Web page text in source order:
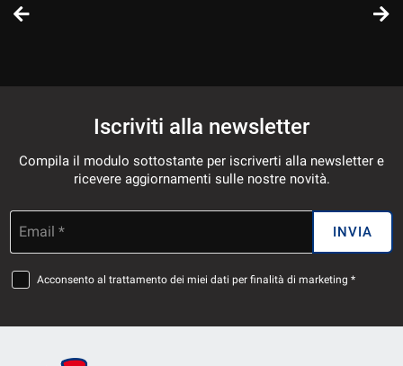
Iscriviti alla newsletter
Compila il modulo sottostante per iscriverti alla newsletter e
ricevere aggiornamenti sulle nostre novità.
Email * INVIA
Acconsento al trattamento dei miei dati per finalità di marketing *